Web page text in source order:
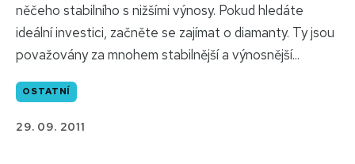
něčeho stabilního s nižšími výnosy. Pokud hledáte
ideální investici, začněte se zajímat o diamanty. Ty jsou
považovány za mnohem stabilnější a výnosnější...
OSTATNÍ
29. 09. 2011